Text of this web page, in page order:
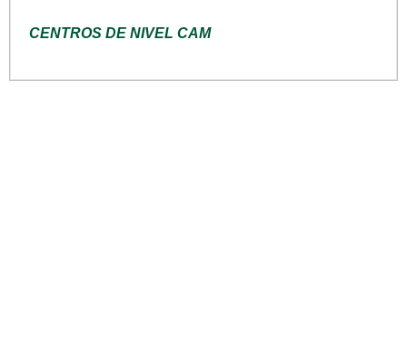
CENTROS DE NIVEL CAM